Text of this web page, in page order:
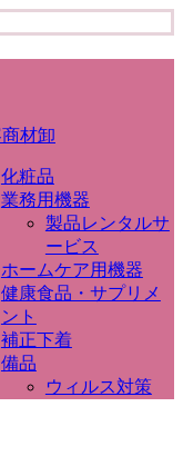
化粧品
業務用機器
製品レンタルサ
ービス
ホームケア用機器
健康食品・サプリメ
ント
補正下着
備品
ウィルス対策